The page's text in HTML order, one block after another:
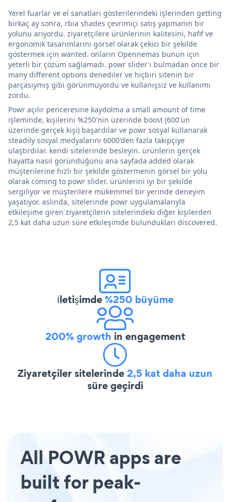
Yerel fuarlar ve el sanatları gösterilerindeki işlerinden getting
birkaç ay sonra, rbia shades çevrimiçi satış yapmanın bir
yolunu arıyordu. ziyaretçilere ürünlerinin kalitesini, hafif ve
ergonomik tasarımlarını görsel olarak çekici bir şekilde
göstermek için wanted. onların Opennemas bunun için
yeterli bir çözüm sağlamadı. powr slider'ı bulmadan önce bir
many different options denediler ve hiçbiri sitenin bir
parçasıymış gibi görünmüyordu ve kullanışsız ve kullanımı
zordu.
Powr açılır penceresine kaydolma a small amount of time
işleminde, kişilerini %250'nin üzerinde boost (600'ün
üzerinde gerçek kişi) başardılar ve powr sosyal kullanarak
steadily sosyal medyalarını 6000'den fazla takipçiye
ulaştırdılar. kendi sitelerinde besleyin. ürünlerin gerçek
hayatta nasıl göründüğünü ana sayfada added olarak
müşterilerine hızlı bir şekilde göstermenin görsel bir yolu
olarak coming to powr slider. ürünlerini iyi bir şekilde
sergiliyor ve müşterilere mükemmel bir yerinde deneyim
yaşatıyor. aslında, sitelerinde powr uygulamalarıyla
etkileşime giren ziyaretçilerin sitelerindeki diğer kişilerden
2,5 kat daha uzun süre etkileşimde bulundukları discovered.
İletişimde%250 büyüme
200% growth in engagement
Ziyaretçiler sitelerinde2,5 kat daha uzun
süre geçirdi
All POWR apps are
built for peak-